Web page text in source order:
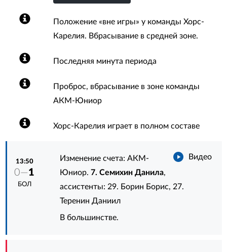
Положение «вне игры» у команды Хорс-
Карелия. Вбрасывание в средней зоне.
Последняя минута периода
Проброс, вбрасывание в зоне команды
АКМ-Юниор
Хорс-Карелия играет в полном составе
13:50
0—1
БОЛ
Видео
Изменение счета: АКМ-
Юниор.7. Семихин Данила,
ассистенты: 29. Борин Борис, 27.
Теренин Даниил
В большинстве.